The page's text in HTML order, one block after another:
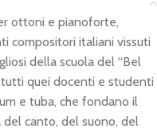
ottoni e pianoforte,
compositori italiani vissuti
della scuola del “Bel
quei docenti e studenti
e tuba, che fondano il
del canto, del suono, del